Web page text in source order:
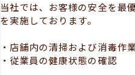
当社では、お客様の安全を最
を実施しております。
・店舗内の清掃および消毒作
・従業員の健康状態の確認